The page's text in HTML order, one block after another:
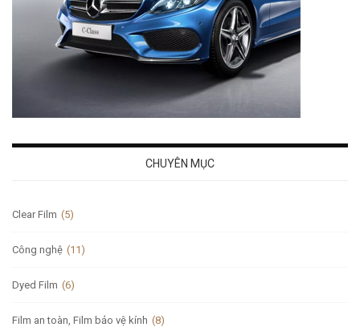
CHUYÊN MỤC
Clear Film (5)
Công nghệ (11)
Dyed Film (6)
Film an toàn, Film bảo vệ kính (8)